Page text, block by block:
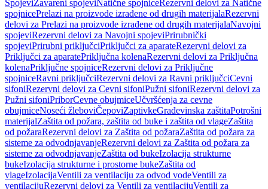
SpojeviZavareni spojeviNatične spojniceRezervni delovi za Natične
spojnicePrelazi na proizvode izrađene od drugih materijalaRezervni
delovi za Prelazi na proizvode izrađene od drugih materijalaNavojni
spojeviRezervni delovi za Navojni spojeviPrirubnički
spojeviPrirubni priključciPriključci za aparateRezervni delovi za
Priključci za aparatePriključna kolenaRezervni delovi za Priključna
kolenaPriključne spojniceRezervni delovi za Priključne
spojniceRavni priključciRezervni delovi za Ravni priključciCevni
sifoniRezervni delovi za Cevni sifoniPužni sifoniRezervni delovi za
Pužni sifoniPriborCevne obujmiceUčvršćenja za cevne
obujmiceNoseći žleboviČepoviZaptivkeGrađevinska zaštitaPotrošni
materijalZaštita od požara, zaštita od buke i zaštita od vlageZaštita
od požaraRezervni delovi za Zaštita od požaraZaštita od požara za
sisteme za odvodnjavanjeRezervni delovi za Zaštita od požara za
sisteme za odvodnjavanjeZaštita od bukeIzolacija strukturne
bukeIzolacija strukturne i prostorne bukeZaštita od
vlageIzolacijaVentili za ventilaciju za odvod vodeVentili za
ventilacijuRezervni delovi za Ventili za ventilacijuVentili za